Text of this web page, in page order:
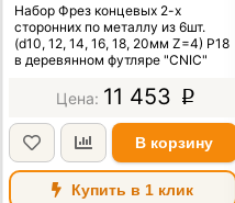
"CNIC"
Набор Фрез концевых 2-х
сторонних по металлу из 6шт.
(d10, 12, 14, 16, 18, 20мм Z=4) Р18
в деревянном футляре "CNIC"
11 453 p
В корзину
Купить в 1 клик